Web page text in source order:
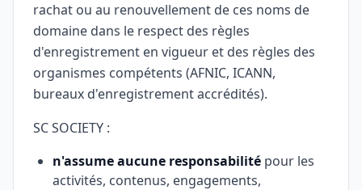
rachat ou au renouvellement de ces noms de
domaine dans le respect des règles
d'enregistrement en vigueur et des règles des
organismes compétents (AFNIC, ICANN,
bureaux d'enregistrement accrédités).
SC SOCIETY :
n'assume aucune responsabilité pour les
activités, contenus, engagements,